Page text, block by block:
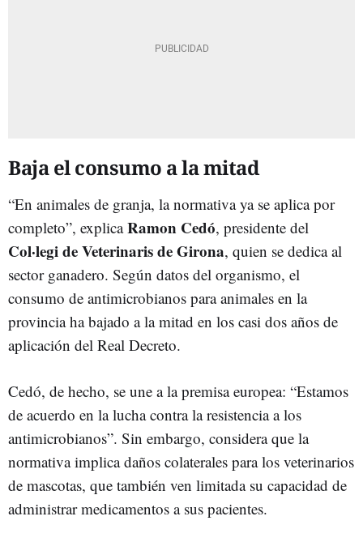
Baja el consumo a la mitad
“En animales de granja, la normativa ya se aplica por
completo”, explicaRamon Cedó, presidente del
Col·legi de Veterinaris de Girona, quien se dedica al
sector ganadero. Según datos del organismo, el
consumo de antimicrobianos para animales en la
provincia ha bajado a la mitad en los casi dos años de
aplicación del Real Decreto.
Cedó, de hecho, se une a la premisa europea: “Estamos
de acuerdo en la lucha contra la resistencia a los
antimicrobianos”. Sin embargo, considera que la
normativa implica daños colaterales para los veterinarios
de mascotas, que también ven limitada su capacidad de
administrar medicamentos a sus pacientes.